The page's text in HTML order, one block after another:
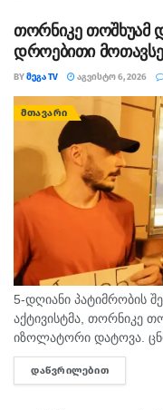
თორნიკე თოშხუამ
დროებითი
BYᲛᲔᲒᲐ TV ᲐᲒᲕᲘᲡᲢᲝ 6, 2026
ᲛᲗᲐᲕᲐᲠᲘ
5-დღიანი პატიმრობის
აქტივისტმა, თორნიკე
იზოლატორი დატოვა.
პოლიციამ 31 ივლისს,
დააკავა. მას ხელში
ᲓᲐᲬᲕᲠᲘᲚᲔᲑᲘᲗ